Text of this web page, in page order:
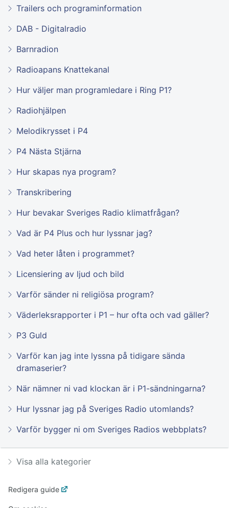
Trailers och programinformation
DAB - Digitalradio
Barnradion
Radioapans Knattekanal
Hur väljer man programledare i Ring P1?
Radiohjälpen
Melodikrysset i P4
P4 Nästa Stjärna
Hur skapas nya program?
Transkribering
Hur bevakar Sveriges Radio klimatfrågan?
Vad är P4 Plus och hur lyssnar jag?
Vad heter låten i programmet?
Licensiering av ljud och bild
Varför sänder ni religiösa program?
Väderleksrapporter i P1 – hur ofta och vad gäller?
P3 Guld
Varför kan jag inte lyssna på tidigare sända
dramaserier?
När nämner ni vad klockan är i P1-sändningarna?
Hur lyssnar jag på Sveriges Radio utomlands?
Varför bygger ni om Sveriges Radios webbplats?
Visa alla kategorier
Redigera guide